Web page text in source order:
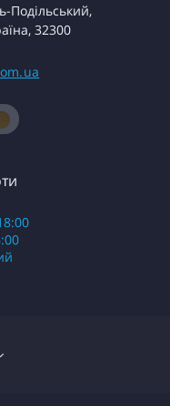
Подільський,
32300